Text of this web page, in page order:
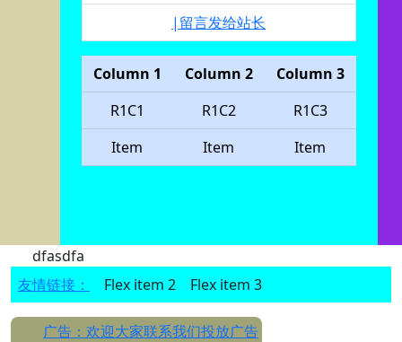
|留言发给站长
Column 1 Column 2
Column 3
R1C1
R1C2
R1C3
Item
Item Item
dfasdfa
友情链接：
Flex item 2 Flex item 3
广告：欢迎大家联系我们投放广告